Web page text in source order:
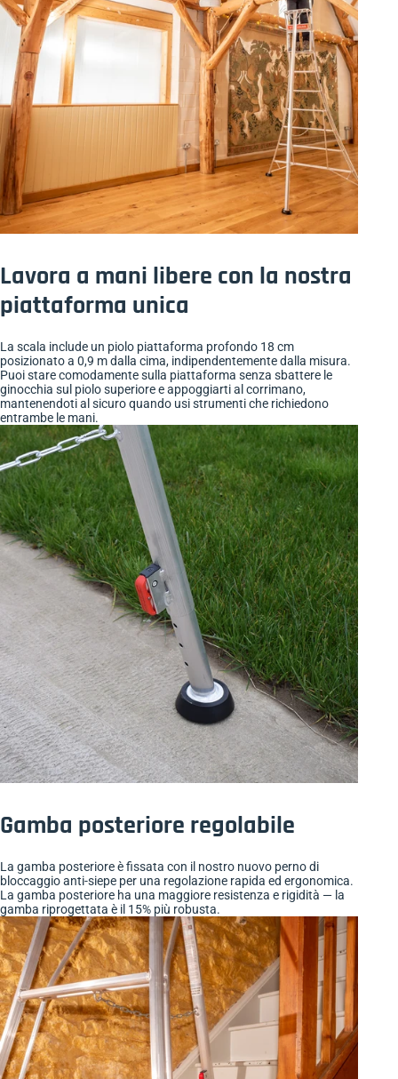
Lavora a mani libere con la nostra
piattaforma unica
La scala include un piolo piattaforma profondo 18 cm
posizionato a 0,9 m dalla cima, indipendentemente dalla misura.
Puoi stare comodamente sulla piattaforma senza sbattere le
ginocchia sul piolo superiore e appoggiarti al corrimano,
mantenendoti al sicuro quando usi strumenti che richiedono
entrambe le mani.
Gamba posteriore regolabile
La gamba posteriore è fissata con il nostro nuovo perno di
bloccaggio anti-siepe per una regolazione rapida ed ergonomica.
La gamba posteriore ha una maggiore resistenza e rigidità — la
gamba riprogettata è il 15% più robusta.